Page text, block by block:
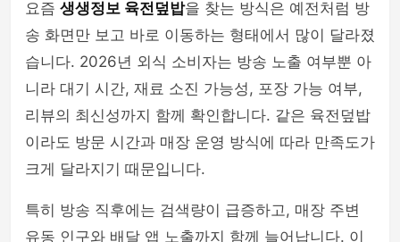
요즘 생생정보 육전덮밥을 찾는 방식은 예전처럼 방
송 화면만 보고 바로 이동하는 형태에서 많이 달라졌
습니다. 2026년 외식 소비자는 방송 노출 여부뿐 아
니라 대기 시간, 재료 소진 가능성, 포장 가능 여부,
리뷰의 최신성까지 함께 확인합니다. 같은 육전덮밥
이라도 방문 시간과 매장 운영 방식에 따라 만족도가
크게 달라지기 때문입니다.
특히 방송 직후에는 검색량이 급증하고, 매장 주변
유동 인구와 배달 앱 노출까지 함께 늘어납니다. 이